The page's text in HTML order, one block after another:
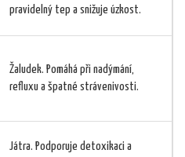
pravidelný tep a snižuje úzkost.
Žaludek. Pomáhá při nadýmání,
refluxu a špatné strávenivosti.
Játra. Podporuje detoxikaci a